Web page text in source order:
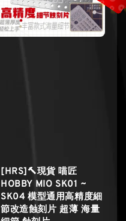
[HRS]🔨現貨 喵匠
HOBBY MIO SK01 ~
SK04 模型通用高精度細
節改造蝕刻片 超薄 海量